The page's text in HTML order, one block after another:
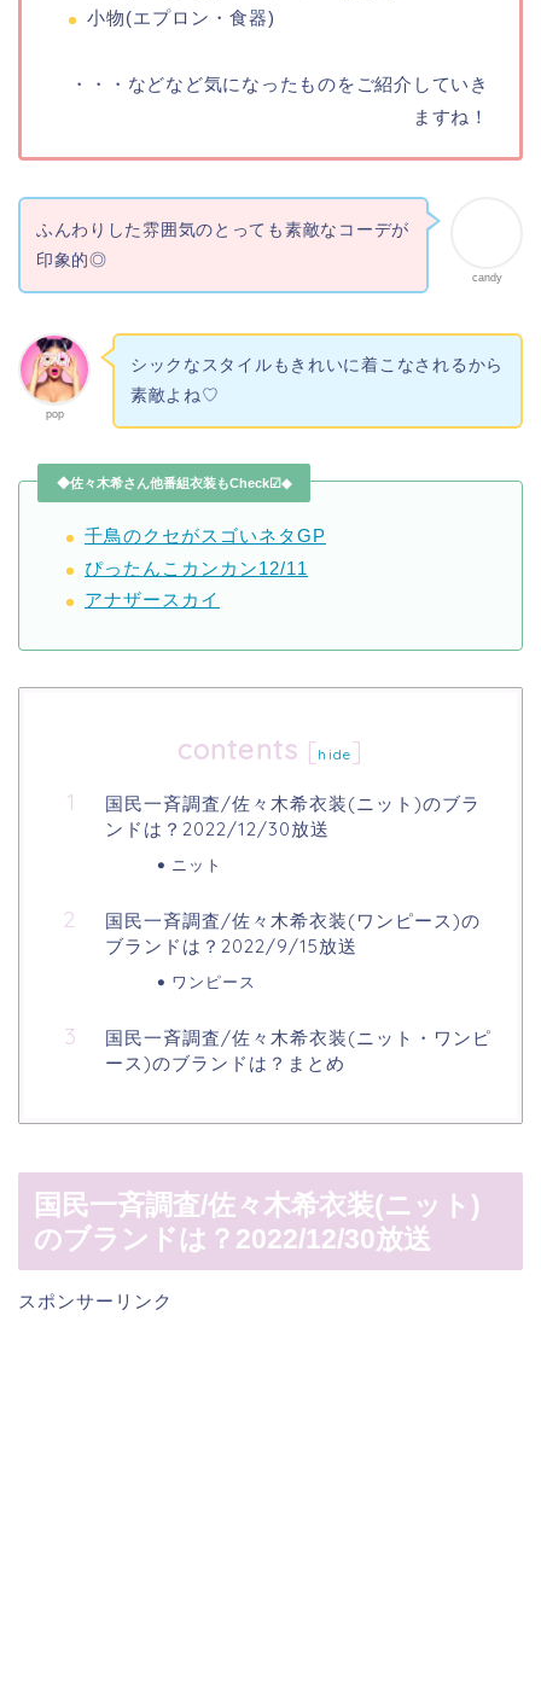
小物(エプロン・食器)
・・・などなど気になったものをご紹介していき
ますね！
candy
ふんわりした雰囲気のとっても素敵なコーデが
印象的◎
pop
シックなスタイルもきれいに着こなされるから
素敵よね♡
◆佐々木希さん他番組衣装もCheck☑◆
千鳥のクセがスゴいネタGP
ぴったんこカンカン12/11
アナザースカイ
contents [ hide]
国民一斉調査/佐々木希衣装(ニット)のブラ
ンドは？2022/12/30放送
ニット
国民一斉調査/佐々木希衣装(ワンピース)の
ブランドは？2022/9/15放送
ワンピース
国民一斉調査/佐々木希衣装(ニット・ワンピ
ース)のブランドは？まとめ
国民一斉調査/佐々木希衣装(ニット)
のブランドは？2022/12/30放送
スポンサーリンク